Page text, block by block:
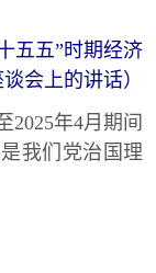
五五”时期经济
会上的讲话）
年4月期间
我们党治国理